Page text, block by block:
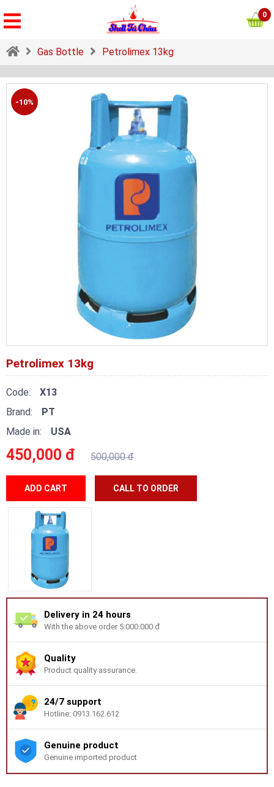
0
Gas Bottle Petrolimex 13kg
-10%
Petrolimex 13kg
Code:
X13
Brand:
PT
Made in:
USA
450,000 đ 500,000 đ
ADD CART CALL TO ORDER
Delivery in 24 hours
With the above order 5.000.000 đ
Quality
Product quality assurance.
24/7 support
Hotline: 0913.162.612
Genuine product
Genuine imported product